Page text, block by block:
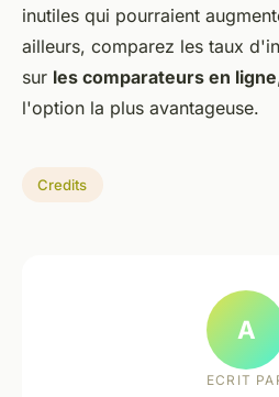
inutiles qui pourraient
ailleurs, comparez les taux
sur les comparateurs en ligne
l'option la plus avantageuse.
Credits
A
ECRIT